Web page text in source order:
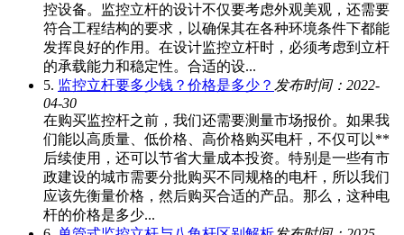
控设备。监控立杆的设计不仅要考虑外观美观，还需要
符合工程结构的要求，以确保其在各种环境条件下都能
发挥良好的作用。在设计监控立杆时，必须考虑到立杆
的承载能力和稳定性。合适的设...
5. 监控立杆要多少钱？价格是多少？ 发布时间：2022-
04-30
在购买监控杆之前，我们还需要测量市场报价。如果我
们能以高质量、低价格、高价格购买电杆，不仅可以**
后续使用，还可以节省大量成本投资。特别是一些有市
政建设的城市需要分批购买不同规格的电杆，所以我们
应该先衡量价格，然后购买合适的产品。那么，这种电
杆的价格是多少...